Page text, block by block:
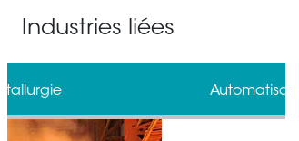
Industries liées
Automatisation industrielle